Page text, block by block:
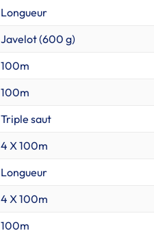
Longueur
Javelot (600 g)
100m
100m
Triple saut
4 X 100m
Longueur
4 X 100m
100m